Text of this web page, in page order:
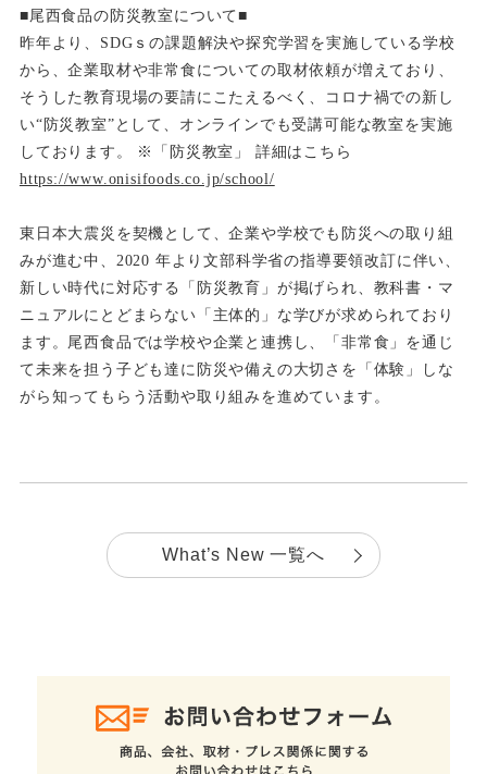
■尾西食品の防災教室について■
昨年より、SDGｓの課題解決や探究学習を実施している学校
から、企業取材や非常食についての取材依頼が増え ており、
そうした教育現場の要請にこたえるべく、コロナ禍での新し
い“防災教室”として、オンラインでも受講可能な教室を実施
しております。 ※「防災教室」 詳細はこちら
https://www.onisifoods.co.jp/school/
東日本大震災を契機として、企業や学校でも防災への取り組
みが進む中、2020 年より文部科学省の指導要領改訂に伴い、
新しい時代に対応する「防災教育」が掲げられ、教科書・マ
ニュアルにとどまらない「主体的」な学びが求め られており
ます。尾西食品では学校や企業と連携し、「非常食」を通じ
て未来を担う子ども達に防災や備えの大切さ を「体験」しな
がら知ってもらう活動や取り組みを進めています。
What’s New 一覧へ